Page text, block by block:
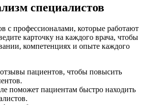
специалистов
с профессионалами, которые работают
карточку на каждого врача, чтобы
компетенциях и опыте каждого
пациентов, чтобы повысить
поможет пациентам быстро находить